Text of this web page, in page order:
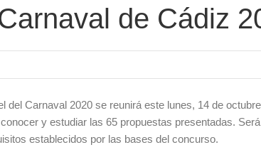
de Cádiz
del Carnaval 2020 se reunirá este lunes, 14 de
y estudiar las 65 propuestas presentadas.
establecidos por las bases del concurso.